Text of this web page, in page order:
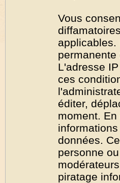
Vous
applicables.
L'adresse
ces
éditer,
moment.
données.
personne
piratage